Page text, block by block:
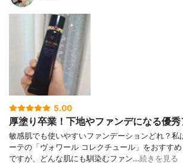
5.00
厚塗り卒業！下地やファンデになる優
敏感肌でも使いやすいファンデーションどれ？私
ーテの「ヴォワール コレクチュール」をおすす
ですが、どんな肌にも馴染むファン…続きを見る